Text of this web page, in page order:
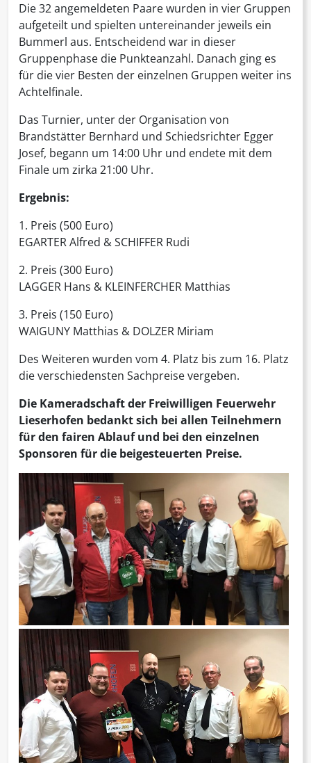
Die 32 angemeldeten Paare wurden in vier Gruppen
aufgeteilt und spielten untereinander jeweils ein
Bummerl aus. Entscheidend war in dieser
Gruppenphase die Punkteanzahl. Danach ging es
für die vier Besten der einzelnen Gruppen weiter ins
Achtelfinale.
Das Turnier, unter der Organisation von
Brandstätter Bernhard und Schiedsrichter Egger
Josef, begann um 14:00 Uhr und endete mit dem
Finale um zirka 21:00 Uhr.
Ergebnis:
1. Preis (500 Euro)
EGARTER Alfred & SCHIFFER Rudi
2. Preis (300 Euro)
LAGGER Hans & KLEINFERCHER Matthias
3. Preis (150 Euro)
WAIGUNY Matthias & DOLZER Miriam
Des Weiteren wurden vom 4. Platz bis zum 16. Platz
die verschiedensten Sachpreise vergeben.
Die Kameradschaft der Freiwilligen Feuerwehr
Lieserhofen bedankt sich bei allen Teilnehmern
für den fairen Ablauf und bei den einzelnen
Sponsoren für die beigesteuerten Preise.